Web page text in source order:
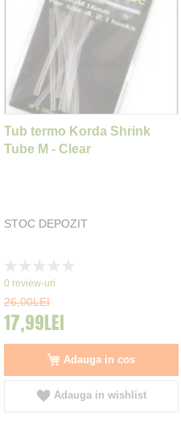
Tub termo Korda Shrink
Tube M - Clear
STOC DEPOZIT
0%
0 review-uri
26,00LEI
17,99LEI
Adauga in cos
Adauga in wishlist